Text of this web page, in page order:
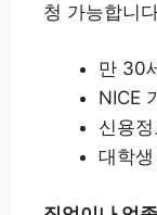
청 가능합니
만 30
NICE
신용
대학